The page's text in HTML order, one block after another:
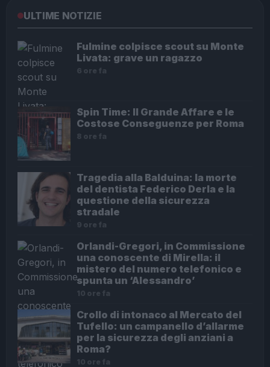
ULTIME NOTIZIE
Fulmine colpisce scout su Monte
Livata: grave un ragazzo
6 ore fa
Spin Time: Il Grande Affare e le
Costose Conseguenze per Roma
8 ore fa
Tragedia alla Balduina: la morte
del dentista Federico Derla e la
questione della sicurezza
stradale
9 ore fa
Orlandi-Gregori, in Commissione
una conoscente di Mirella: il
mistero del numero telefonico e
spunta un ‘Alessandro’
10 ore fa
Crollo di intonaco al Mercato del
Tufello: un campanello d’allarme
per la sicurezza degli anziani a
Roma?
10 ore fa